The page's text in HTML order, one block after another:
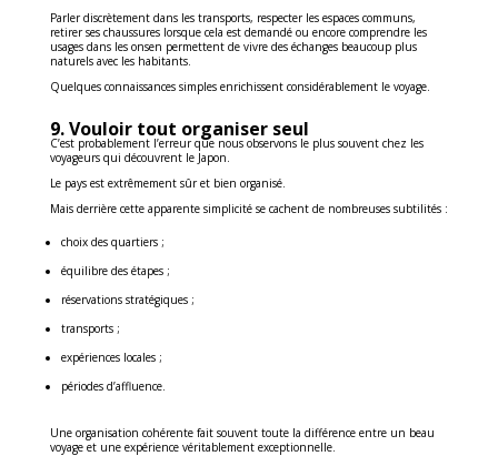
Parler discrètement dans les transports, respecter les espaces communs,
retirer ses chaussures lorsque cela est demandé ou encore comprendre les
usages dans les onsen permettent de vivre des échanges beaucoup plus
naturels avec les habitants.
Quelques connaissances simples enrichissent considérablement le voyage.
9. Vouloir tout organiser seul
C’est probablement l’erreur que nous observons le plus souvent chez les
voyageurs qui découvrent le Japon.
Le pays est extrêmement sûr et bien organisé.
Mais derrière cette apparente simplicité se cachent de nombreuses subtilités :
choix des quartiers ;
équilibre des étapes ;
réservations stratégiques ;
transports ;
expériences locales ;
périodes d’affluence.
Une organisation cohérente fait souvent toute la différence entre un beau
voyage et une expérience véritablement exceptionnelle.